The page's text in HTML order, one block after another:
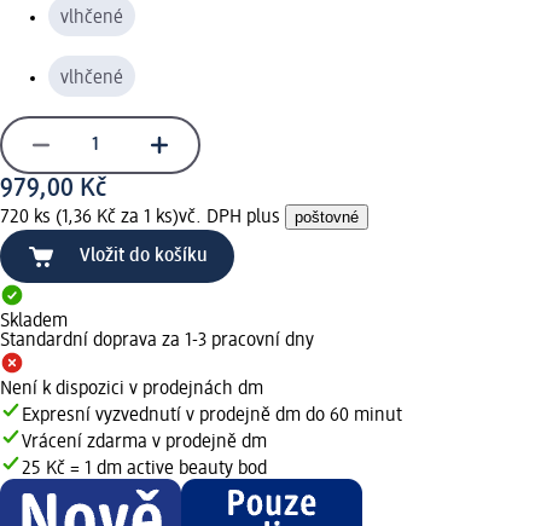
vlhčené
vlhčené
979,00 Kč
720 ks (1,36 Kč za 1 ks)vč. DPH plus poštovné
Vložit do košíku
Skladem
Standardní doprava za 1-3 pracovní dny
Není k dispozici v prodejnách dm
Expresní vyzvednutí v prodejně dm do 60 minut
Vrácení zdarma v prodejně dm
25 Kč = 1 dm active beauty bod